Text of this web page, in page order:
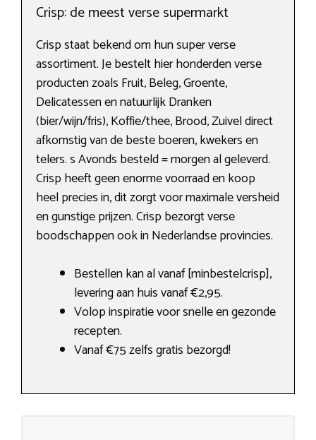
Crisp: de meest verse supermarkt
Crisp staat bekend om hun super verse
assortiment. Je bestelt hier honderden verse
producten zoals Fruit, Beleg, Groente,
Delicatessen en natuurlijk Dranken
(bier/wijn/fris), Koffie/thee, Brood, Zuivel direct
afkomstig van de beste boeren, kwekers en
telers. s Avonds besteld = morgen al geleverd.
Crisp heeft geen enorme voorraad en koop
heel precies in, dit zorgt voor maximale versheid
en gunstige prijzen. Crisp bezorgt verse
boodschappen ook in Nederlandse provincies.
Bestellen kan al vanaf [minbestelcrisp],
levering aan huis vanaf €2,95.
Volop inspiratie voor snelle en gezonde
recepten.
Vanaf €75 zelfs gratis bezorgd!